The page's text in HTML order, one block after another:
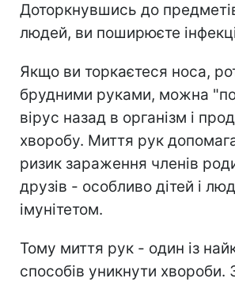
Доторкнувшись до
людей, ви поширюєте
Якщо ви торкаєтеся носа,
брудними руками, можна
вірус назад в організм і
хворобу. Миття рук
ризик зараження членів
друзів - особливо дітей і
імунітетом.
Тому миття рук - один із
способів уникнути